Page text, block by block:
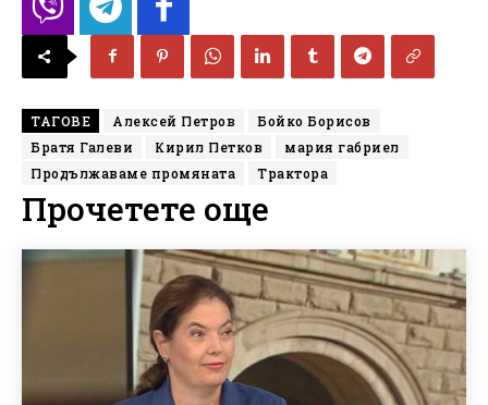
ТАГОВЕ Алексей Петров
Бойко Борисов
Братя Галеви
Кирил Петков
мария габриел
Продължаваме промяната
Трактора
Прочетете още